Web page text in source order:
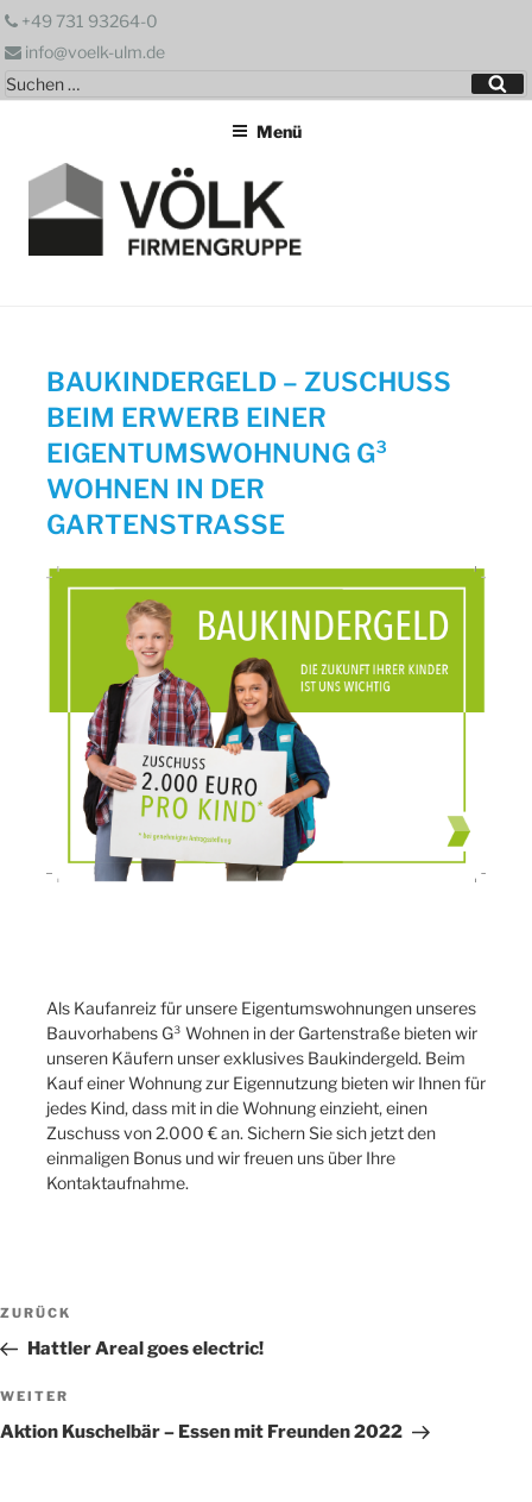
Zum
springen
+49 731 93264-0
info@voelk-ulm.de
Suchen
nach:
Menü
BAUKINDERGELD – ZUSCHUSS
BEIM ERWERB EINER
EIGENTUMSWOHNUNG G³
WOHNEN IN DER
GARTENSTRASSE
Als Kaufanreiz für unsere Eigentumswohnungen unseres
Bauvorhabens G³ Wohnen in der Gartenstraße bieten wir
unseren Käufern unser exklusives Baukindergeld. Beim
Kauf einer Wohnung zur Eigennutzung bieten wir Ihnen für
jedes Kind, dass mit in die Wohnung einzieht, einen
Zuschuss von 2.000 € an. Sichern Sie sich jetzt den
einmaligen Bonus und wir freuen uns über Ihre
Kontaktaufnahme.
Beitragsnavigation
Vorheriger
Beitrag
ZURÜCK
Hattler Areal goes electric!
Nächster
Beitrag
WEITER
Aktion Kuschelbär – Essen mit Freunden 2022